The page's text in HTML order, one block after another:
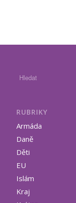
RUBRIKY
Armáda
Daně
Děti
EU
Islám
Kraj